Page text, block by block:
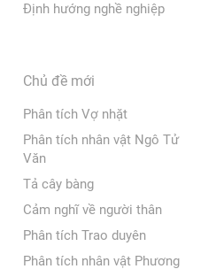
Định hướng nghề nghiệp
Chủ đề mới
Phân tích Vợ nhặt
Phân tích nhân vật Ngô Tử
Văn
Tả cây bàng
Cảm nghĩ về người thân
Phân tích Trao duyên
Phân tích nhân vật Phương